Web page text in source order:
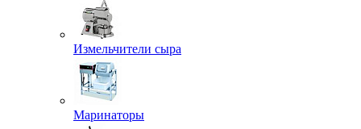
Измельчители сыра
Маринаторы